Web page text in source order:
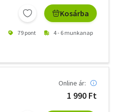
Kosárba
79 pont 4 - 6 munkanap
Online ár:
1 990 Ft